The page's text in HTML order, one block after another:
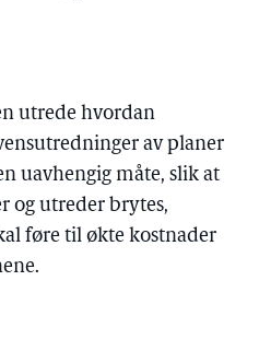
utrede hvordan
av planer
uavhengig måte, slik at
og utreder brytes,
føre til økte kostnader